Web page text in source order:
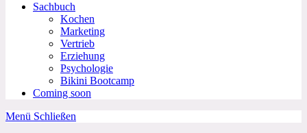
Sachbuch
Kochen
Marketing
Vertrieb
Erziehung
Psychologie
Bikini Bootcamp
Coming soon
Menü Schließen